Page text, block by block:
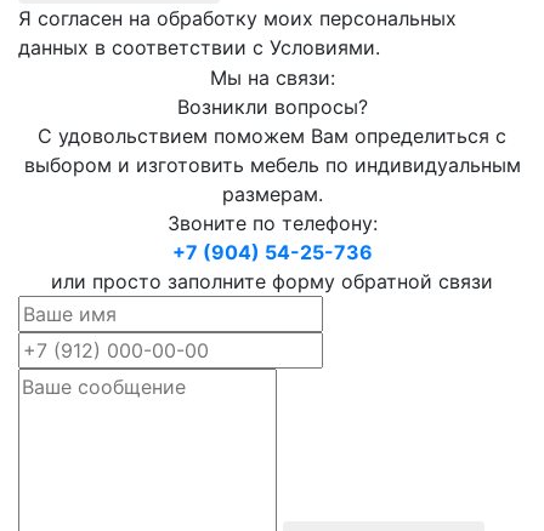
Я согласен на обработку моих персональных
данных в соответствии с Условиями.
Мы на связи:
Возникли вопросы?
С удовольствием поможем Вам определиться с
выбором и изготовить мебель по индивидуальным
размерам.
Звоните по телефону:
+7 (904) 54-25-736
или просто заполните форму обратной связи